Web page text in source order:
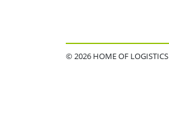
© 2026 HOME OF LOGISTICS